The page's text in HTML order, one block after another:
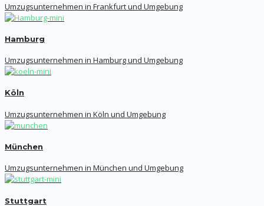
Umzugsunternehmen in Frankfurt und Umgebung
Hamburg
Umzugsunternehmen in Hamburg und Umgebung
Köln
Umzugsunternehmen in Köln und Umgebung
München
Umzugsunternehmen in München und Umgebung
Stuttgart